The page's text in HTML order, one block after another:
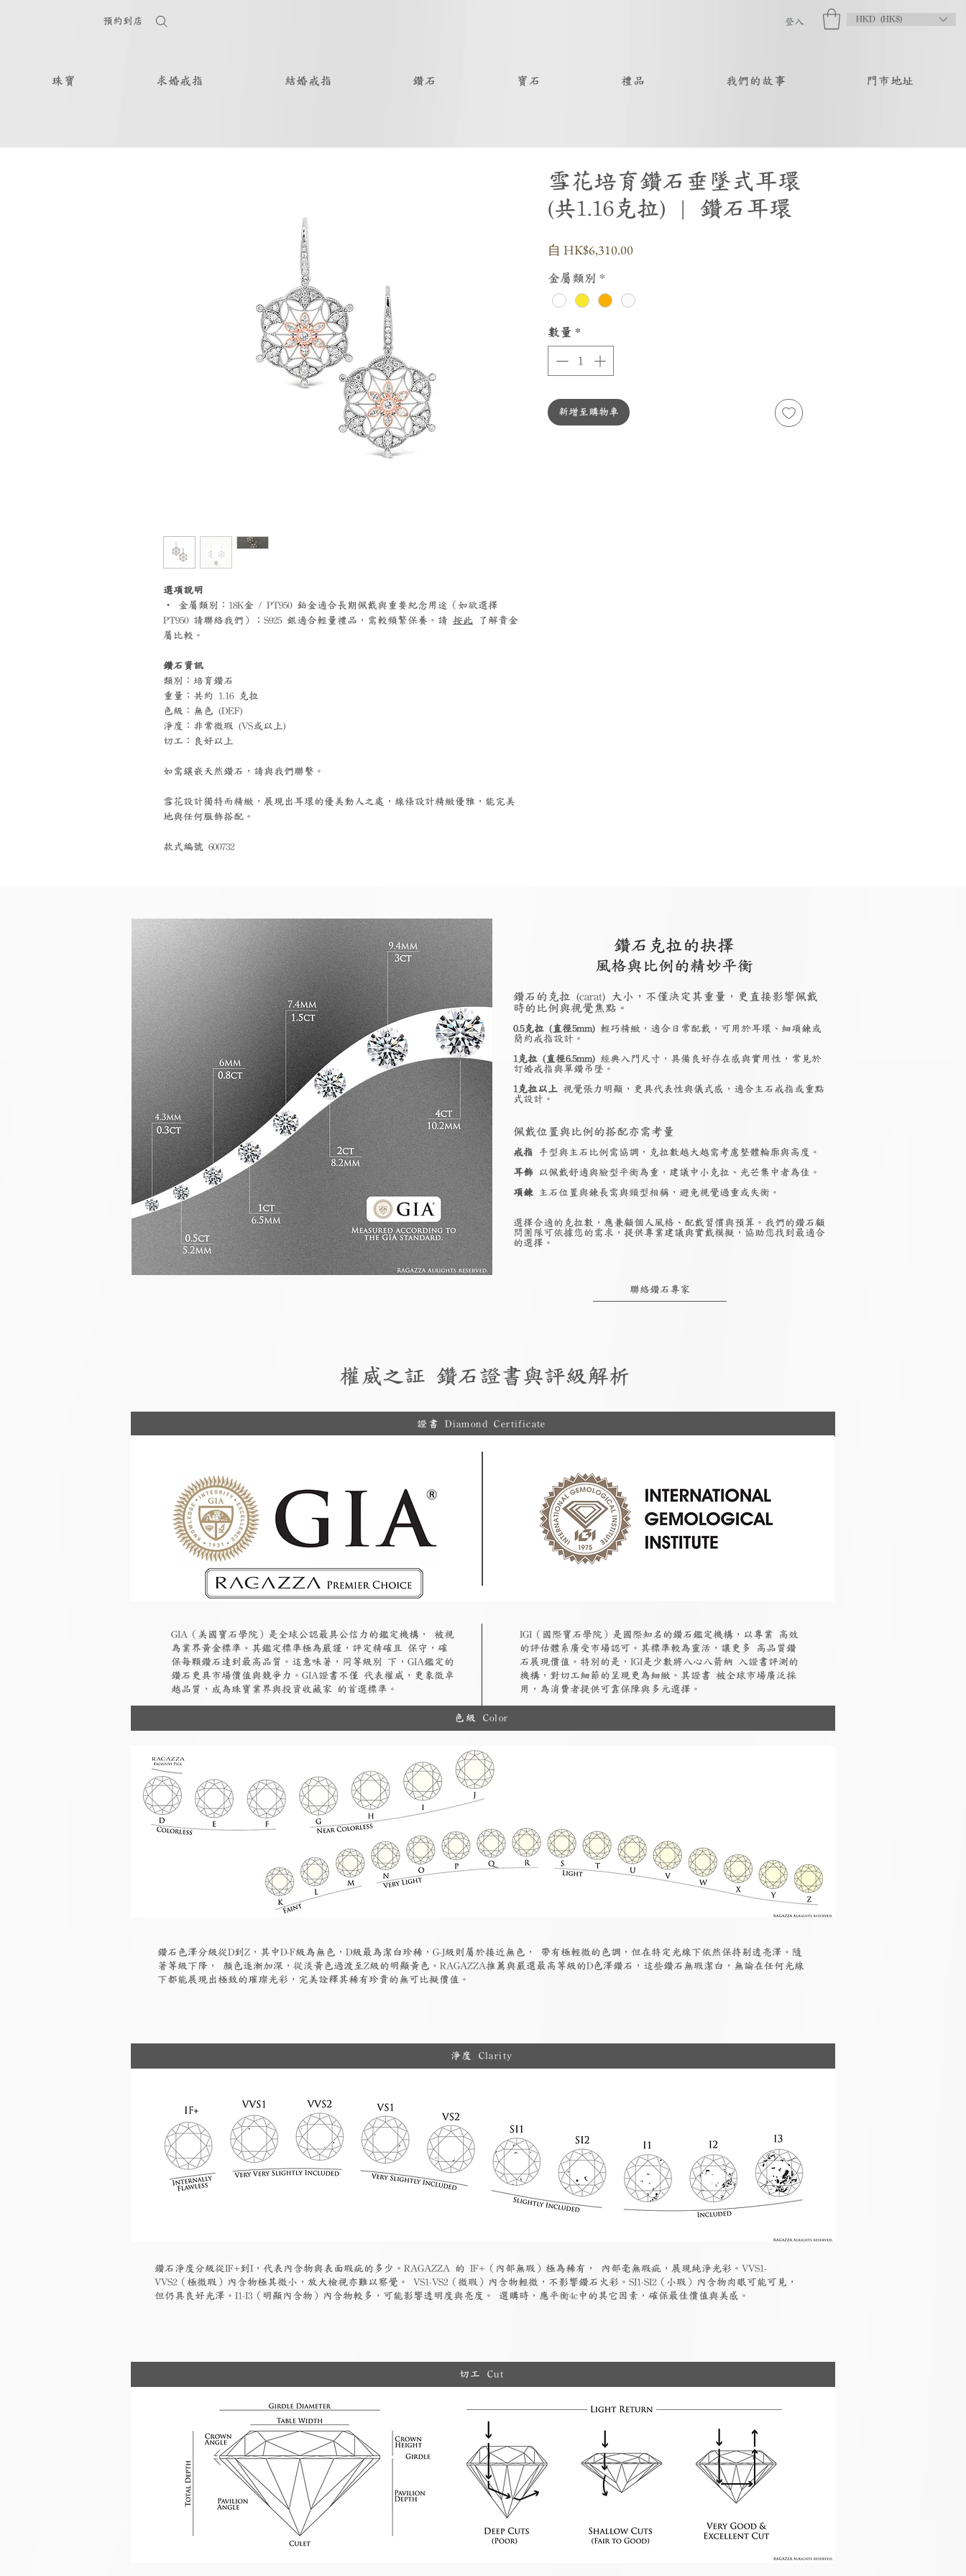
預約到店 登入 HKD (HK$)
珠寶 求婚戒指 結婚戒指 鑽石 寶石 禮品 我們的故事 門市地址
選項說明
‧ 金屬類別：18K金 / PT950 鉑金適合長期佩戴與重要紀念用途（如欲選擇
PT950 請聯絡我們）；S925 銀適合輕量禮品，需較頻繁保養。請 按此 了解貴金
屬比較。
鑽石資訊
類別：培育鑽石
重量：共約 1.16 克拉
色級：無色 (DEF)
淨度：非常微瑕 (VS或以上)
切工：良好以上
如需鑲嵌天然鑽石，請與我們聯繫。
雪花設計獨特而精緻，展現出耳環的優美動人之處，線條設計精緻優雅，能完美
地與任何服飾搭配。
款式編號 600732
雪花培育鑽石垂墜式耳環
(共1.16克拉) | 鑽石耳環
自 HK$6,310.00促
格
金屬類別 *
數量 *
新增至購物車
鑽石克拉的抉擇
風格與比例的精妙平衡
鑽石的克拉 (carat) 大小，不僅決定其重量，更直接影響佩戴
時的比例與視覺焦點。
0.5克拉 (直徑5mm) 輕巧精緻，適合日常配戴，可用於耳環、細項鍊或
簡約戒指設計。
1克拉 (直徑6.5mm) 經典入門尺寸，具備良好存在感與實用性，常見於
訂婚戒指與單鑽吊墜。
1克拉以上 視覺張力明顯，更具代表性與儀式感，適合主石戒指或重點
式設計。
佩戴位置與比例的搭配亦需考量
戒指 手型與主石比例需協調，克拉數越大越需考慮整體輪廓與高度。
耳飾 以佩戴舒適與臉型平衡為重，建議中小克拉、光芒集中者為佳。
項鍊 主石位置與鍊長需與頸型相稱，避免視覺過重或失衡。
選擇合適的克拉數，應兼顧個人風格、配戴習慣與預算。我們的鑽石顧
問團隊可依據您的需求，提供專業建議與實戴模擬，協助您找到最適合
的選擇。
聯絡鑽石專家
權威之証 鑽石證書與評級解析
證書 Diamond Certificate
GIA（美國寶石學院）是全球公認最具公信力的鑑定機構， 被視
為業界黃金標準。其鑑定標準極為嚴謹，評定精確且 保守，確
保每顆鑽石達到最高品質。這意味著，同等級別 下，GIA鑑定的
鑽石更具市場價值與競爭力。GIA證書不僅 代表權威，更象徵卓
越品質，成為珠寶業界與投資收藏家 的首選標準。
​IGI（國際寶石學院）是國際知名的鑽石鑑定機構，以專業 高效
的評估體系廣受市場認可。其標準較為靈活，讓更多 高品質鑽
石展現價值。特別的是，IGI是少數將八心八箭納 入證書評測的
機構，對切工細節的呈現更為細緻。其證書 被全球市場廣泛採
用，為消費者提供可靠保障與多元選擇。
色級 Color
鑽石色澤分級從D到Z，其中D-F級為無色，D級最為潔白珍稀，G-J級則屬於接近無色， 帶有極輕微的色調，但在特定光線下依然保持剔透亮澤。隨
著等級下降， 顏色逐漸加深，從淡黃色過渡至Z級的明顯黃色。RAGAZZA推薦與嚴選最高等級的D色澤鑽石，這些鑽石無瑕潔白，無論在任何光線
下都能展現出極致的璀璨光彩，完美詮釋其稀有珍貴的無可比擬價值。
淨度 Clarity
鑽石淨度分級從IF+到I，代表內含物與表面瑕疵的多少。RAGAZZA 的 IF+（內部無瑕）極為稀有， 內部毫無瑕疵，展現純淨光彩。VVS1-
VVS2（極微瑕）內含物極其微小，放大檢視亦難以察覺。 VS1-VS2（微瑕）內含物輕微，不影響鑽石火彩。SI1-SI2（小瑕）內含物肉眼可能可見，
但仍具良好光澤。I1-I3（明顯內含物）內含物較多，可能影響透明度與亮度。 選購時，應平衡4c中的其它因素，確保最佳價值與美感。
切工 Cut